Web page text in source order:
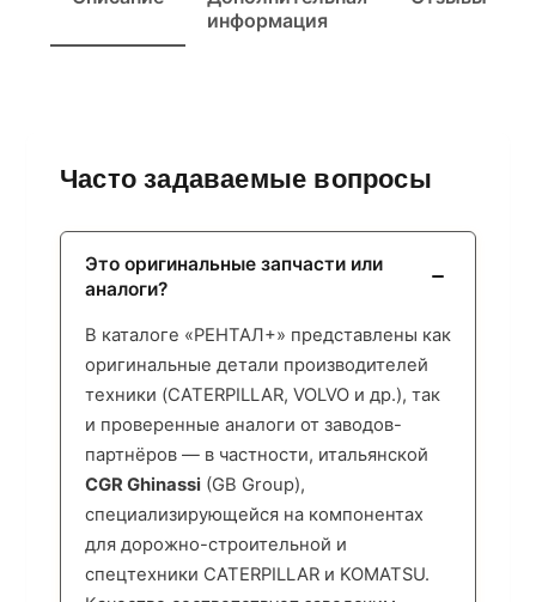
информация
Часто задаваемые вопросы
Это оригинальные запчасти или
аналоги?
В каталоге «РЕНТАЛ+» представлены как
оригинальные детали производителей
техники (CATERPILLAR, VOLVO и др.), так
и проверенные аналоги от заводов-
партнёров — в частности, итальянской
CGR Ghinassi (GB Group),
специализирующейся на компонентах
для дорожно-строительной и
спецтехники CATERPILLAR и KOMATSU.